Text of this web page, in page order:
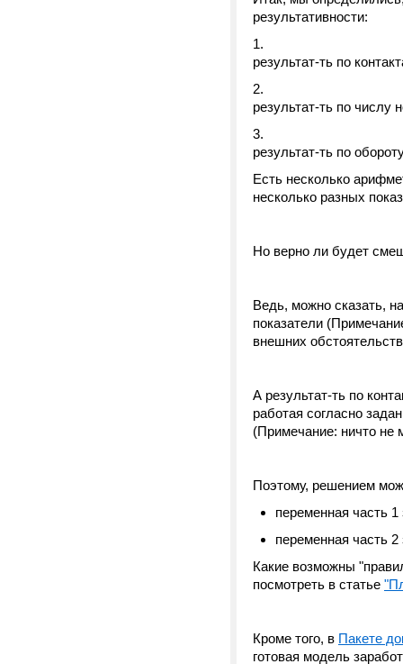
результативности:
результат-ть по
результат-ть по числу
результат-ть по
Есть несколько
несколько разных
Но верно ли будет
Ведь, можно сказать,
показатели
внешних
А результат-ть по
работая согласно
(Примечание: ничто не
Поэтому, решением
переменная часть 1
переменная часть 2
Какие возможны
посмотреть в статье
Кроме того, в Пакете
готовая модель